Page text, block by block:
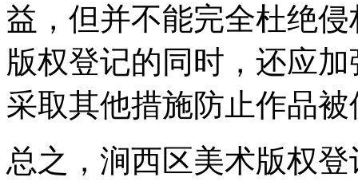
益，但并不能完全杜绝
版权登记的同时，还应
采取其他措施防止作品被
总之，涧西区美术版权